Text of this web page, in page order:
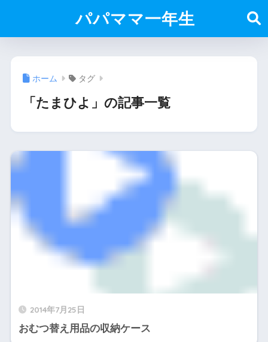
パパママ一年生
ホーム タグ
「たまひよ」の記事一覧
2014年7月25日
おむつ替え用品の収納ケース